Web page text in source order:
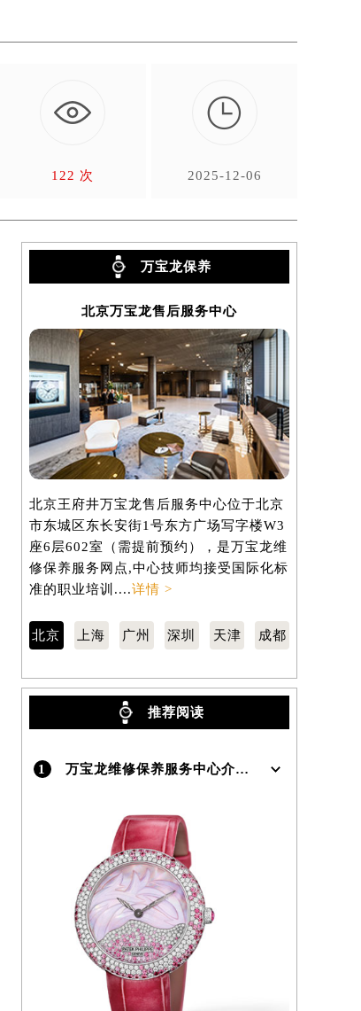
122 次

2025-12-06
万宝龙保养
北京万宝龙售后服务中心
北京王府井万宝龙售后服务中心位于北京
市东城区东长安街1号东方广场写字楼W3
座6层602室（需提前预约），是万宝龙维
修保养服务网点,中心技师均接受国际化标
准的职业培训....详情 >
北京 上海 广州 深圳 天津 成都
推荐阅读
1 万宝龙维修保养服务中心介绍 | Montblanc